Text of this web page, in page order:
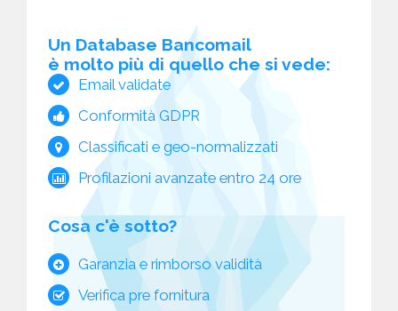
Un Database Bancomail
è molto più di quello che si vede:
Email validate
Conformità GDPR
Classificati e geo-normalizzati
Profilazioni avanzate entro 24 ore
Cosa c'è sotto?
Garanzia e rimborso validità
Verifica pre fornitura